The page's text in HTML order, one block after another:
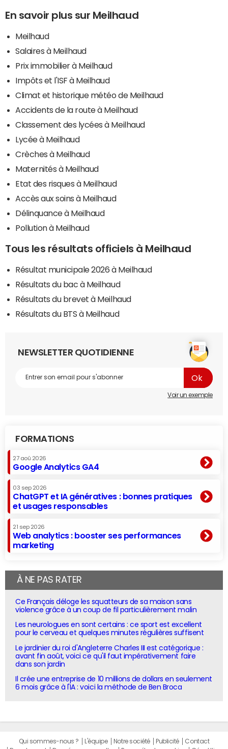
En savoir plus sur Meilhaud
Meilhaud
Salaires à Meilhaud
Prix immobilier à Meilhaud
Impôts et l'ISF à Meilhaud
Climat et historique météo de Meilhaud
Accidents de la route à Meilhaud
Classement des lycées à Meilhaud
Lycée à Meilhaud
Crèches à Meilhaud
Maternités à Meilhaud
Etat des risques à Meilhaud
Accès aux soins à Meilhaud
Délinquance à Meilhaud
Pollution à Meilhaud
Tous les résultats officiels à Meilhaud
Résultat municipale 2026 à Meilhaud
Résultats du bac à Meilhaud
Résultats du brevet à Meilhaud
Résultats du BTS à Meilhaud
NEWSLETTER QUOTIDIENNE
Voir un exemple
FORMATIONS
27 aoû 2026
Google Analytics GA4
03 sep 2026
ChatGPT et IA génératives : bonnes pratiques
et usages responsables
21 sep 2026
Web analytics : booster ses performances
marketing
À NE PAS RATER
Ce Français déloge les squatteurs de sa maison sans
violence grâce à un coup de fil particulièrement malin
Les neurologues en sont certains : ce sport est excellent
pour le cerveau et quelques minutes régulières suffisent
Le jardinier du roi d'Angleterre Charles III est catégorique :
avant fin août, voici ce qu'il faut impérativement faire
dans son jardin
Il crée une entreprise de 10 millions de dollars en seulement
6 mois grâce à l'IA : voici la méthode de Ben Broca
Qui sommes-nous ? L'équipe Notre société Publicité
Contact